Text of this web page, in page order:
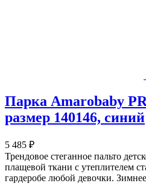
Парка Amarobaby
размер 140146, синий
5 485 ₽
Трендовое стеганное пальто
плащевой ткани c утеплителем
гардеробе любой девочки.